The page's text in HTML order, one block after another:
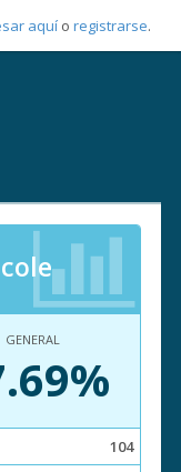
aquí o registrarse.
GENERAL
104